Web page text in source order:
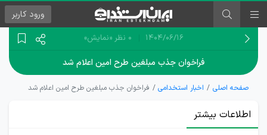
ورود کاربر
۱۴۰۴/۰۶/۱۶ 0 نظر «نمایش»
فراخوان جذب مبلغین طرح امین اعلام شد
صفحه اصلی اخبار استخدامی فراخوان جذب مبلغین طرح امین اعلام شد
اطلاعات بیشتر